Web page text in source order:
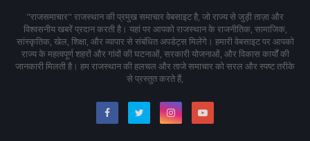
"राजसमाचार" राजस्थान की प्रमुख समाचार वेबसाइट है, जो राज्य से जुड़ी ताज़ा और
विश्वसनीय खबरें प्रदान करती है। यहां पर आपको राजस्थान के राजनीतिक, सामाजिक,
सांस्कृतिक, खेल, शिक्षा, और व्यापार से संबंधित अपडेट्स मिलेंगे। हमारी वेबसाइट पर आपको
राज्य के महत्वपूर्ण शहरों और गांवों की घटनाओं, सरकारी योजनाओं, और विकास कार्यों की
जानकारी मिलती है। हम राजस्थान की हलचल और ताजे समाचार को सरल और स्पष्ट तरीके
से प्रस्तुत करते हैं,